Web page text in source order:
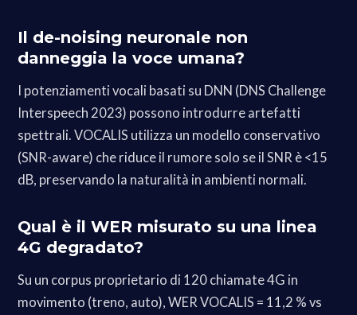
Il de-noising neuronale non
danneggia la voce umana?
I potenziamenti vocali basati su DNN (DNS Challenge
Interspeech 2023) possono introdurre artefatti
spettrali. VOCALIS utilizza un modello conservativo
(SNR-aware) che riduce il rumore solo se il SNR è <15
dB, preservando la naturalità in ambienti normali.
Qual è il WER misurato su una linea
4G degradato?
Su un corpus proprietario di 120 chiamate 4G in
movimento (treno, auto), WER VOCALIS = 11,2 % vs